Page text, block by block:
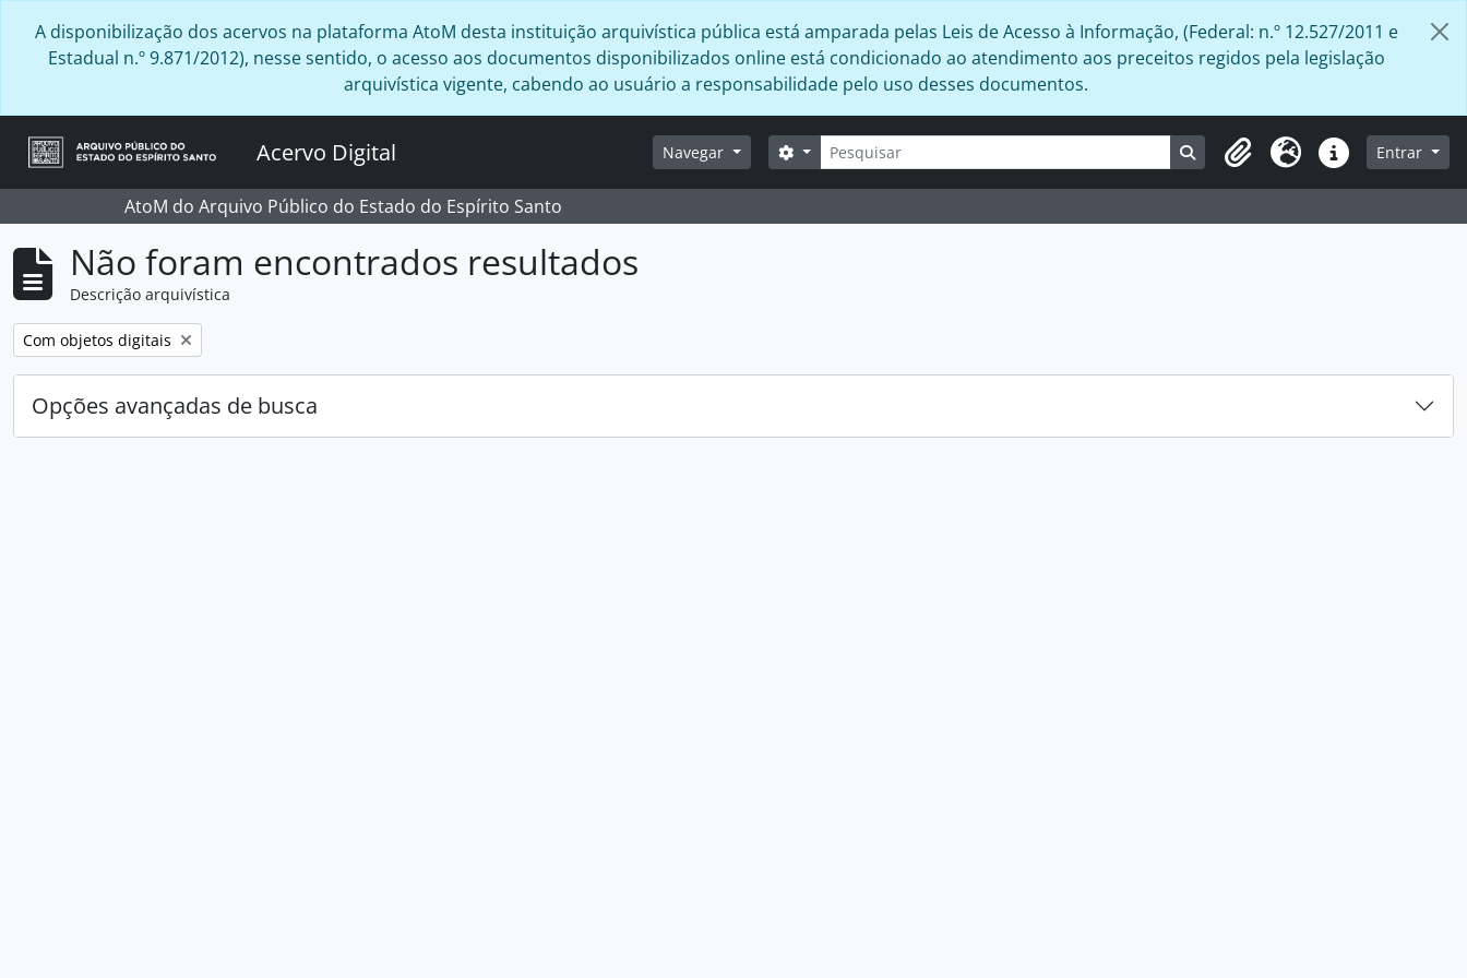
A disponibilização dos acervos na plataforma AtoM desta instituição arquivística pública está amparada pelas Leis de Acesso à Informação, (Federal: n.º 12.527/2011 e
Estadual n.º 9.871/2012), nesse sentido, o acesso aos documentos disponibilizados online está condicionado ao atendimento aos preceitos regidos pela legislação
arquivística vigente, cabendo ao usuário a responsabilidade pelo uso desses documentos.
Acervo Digital Navegar Buscar
Opções de busca Busque na página de navegação
Área de Transferência
Idioma Atalhos Entrar
AtoM do Arquivo Público do Estado do Espírito Santo
Não foram encontrados resultados
Descrição arquivística
Remover filtro:
Com objetos digitais
Opções avançadas de busca